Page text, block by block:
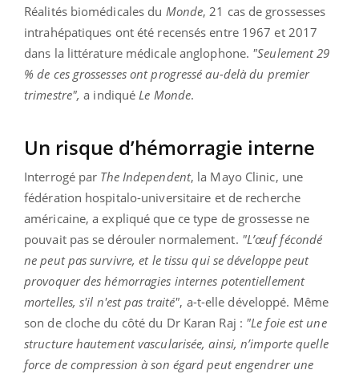
Réalités biomédicales du Monde, 21 cas de grossesses
intrahépatiques ont été recensés entre 1967 et 2017
dans la littérature médicale anglophone. "Seulement 29
% de ces grossesses ont progressé au-delà du premier
trimestre", a indiquéLe Monde.
Un risque d’hémorragie interne
Interrogé par The Independent, la Mayo Clinic, une
fédération hospitalo-universitaire et de recherche
américaine, a expliqué que ce type de grossesse ne
pouvait pas se dérouler normalement. "L’œuf fécondé
ne peut pas survivre, et le tissu qui se développe peut
provoquer des hémorragies internes potentiellement
mortelles, s'il n'est pas traité", a-t-elle développé. Même
son de cloche du côté du Dr Karan Raj : "Le foie est une
structure hautement vascularisée, ainsi, n’importe quelle
force de compression à son égard peut engendrer une